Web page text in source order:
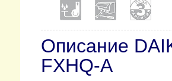
Описание
FXHQ-A